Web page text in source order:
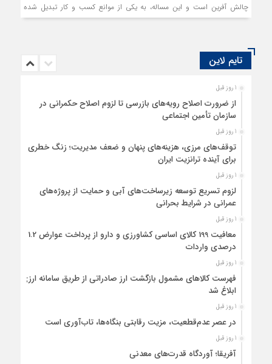
چالش آفرین است و این مساله، به یکی از موانع کسب و کار تبدیل شده
است، ضرورت دارد در این خصوص راهکاری اندیشید تا سرمایه گذاری دچار
مطالباتشان با چالش مواجه نشوند.
تایم لاین
1 روز قبل
از ضرورت اصلاح رویه‌های بازرسی تا لزوم اصلاح حکمرانی در
سازمان تأمین اجتماعی
1 روز قبل
توقف‌های مرزی، هزینه‌های پنهان و ضعف مدیریت؛ زنگ خطری
برای آینده ترانزیت ایران
1 روز قبل
لزوم تسریع توسعه زیرساخت‌های آبی و حمایت از پروژه‌های
عمرانی در شرایط بحرانی
1 روز قبل
معافیت 199 کالای اساسی کشاورزی و دارو از پرداخت عوارض 1.2
درصدی واردات
1 روز قبل
فهرست کالاهای مشمول بازگشت ارز صادراتی از طریق سامانه ارزی
ابلاغ شد
1 روز قبل
در عصر عدم‌قطعیت، مزیت رقابتی بنگاه‌ها، تاب‌آوری است
1 روز قبل
آفریقا؛ آوردگاه قدرت‌های معدنی